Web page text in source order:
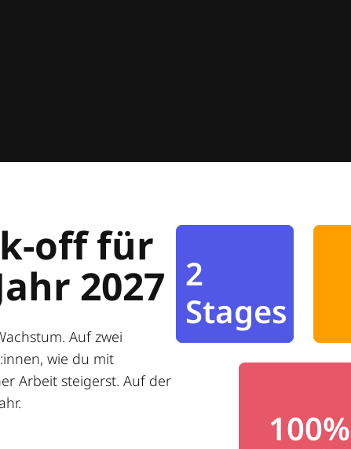
off für
2027
Auf zwei
wie du mit
Arbeit steigerst. Auf der
2
Stages
100%